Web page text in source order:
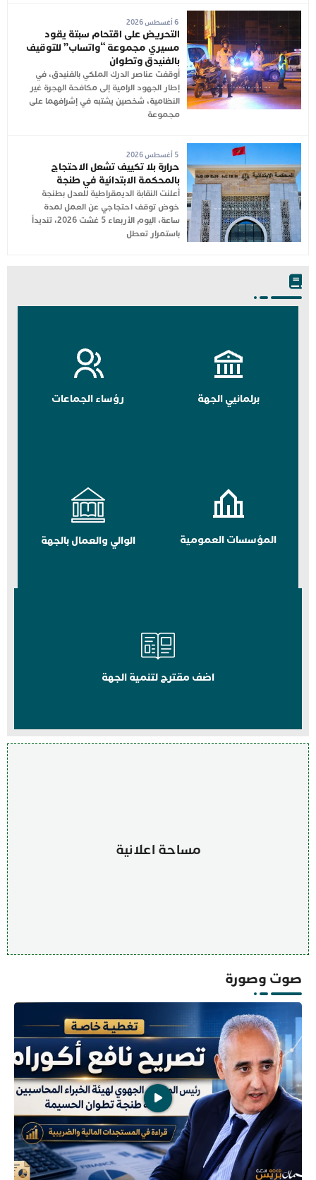
6 أغسطس 2026
التحريض على اقتحام سبتة يقود
مسيري مجموعة “واتساب” للتوقيف
بالفنيدق وتطوان
أوقفت عناصر الدرك الملكي بالفنيدق، في
إطار الجهود الرامية إلى مكافحة الهجرة غير
النظامية، شخصين يشتبه في إشرافهما على
مجموعة
5 أغسطس 2026
حرارة بلا تكييف تشعل الاحتجاج
بالمحكمة الابتدائية في طنجة
أعلنت النقابة الديمقراطية للعدل بطنجة
خوض توقف احتجاجي عن العمل لمدة
ساعة، اليوم الأربعاء 5 غشت 2026، تنديداً
باستمرار تعطل
برلمانيي الجهة رؤساء الجماعات
المؤسسات العمومية الوالي والعمال بالجهة
اضف مقترح لتنمية الجهة
مساحة اعلانية
صوت وصورة